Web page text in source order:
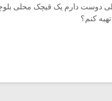
دوست دارم یک قیچک محلی
کنم؟